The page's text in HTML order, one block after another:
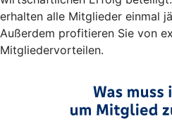
erhalten alle Mitglieder einmal
Außerdem profitieren Sie von
Mitgliedervorteilen.